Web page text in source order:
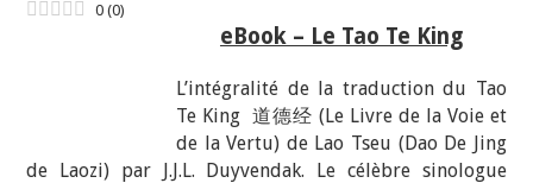
0 (0)
eBook – Le Tao Te King
L’intégralité de la traduction du Tao
Te King 道德经 (Le Livre de la Voie et
de la Vertu) de Lao Tseu (Dao De Jing
de Laozi) par J.J.L. Duyvendak. Le célèbre sinologue